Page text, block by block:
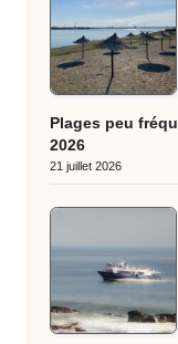
Plages peu
2026
21 juillet 2026